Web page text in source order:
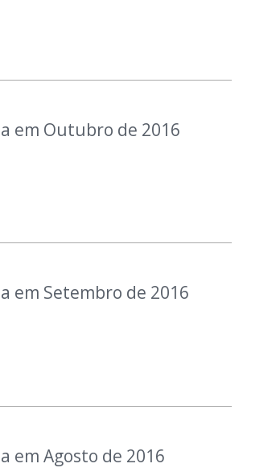
em Outubro de 2016
em Setembro de 2016
em Agosto de 2016